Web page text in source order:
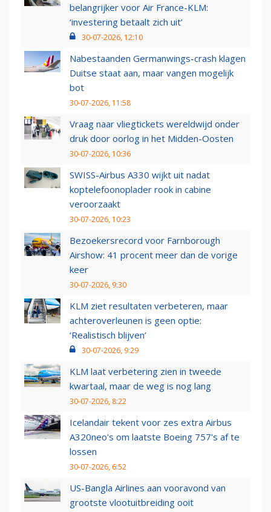
belangrijker voor Air France-KLM:
‘investering betaalt zich uit’
30-07-2026, 12:10
Nabestaanden Germanwings-crash klagen
Duitse staat aan, maar vangen mogelijk
bot
30-07-2026, 11:58
Vraag naar vliegtickets wereldwijd onder
druk door oorlog in het Midden-Oosten
30-07-2026, 10:36
SWISS-Airbus A330 wijkt uit nadat
koptelefoonoplader rook in cabine
veroorzaakt
30-07-2026, 10:23
Bezoekersrecord voor Farnborough
Airshow: 41 procent meer dan de vorige
keer
30-07-2026, 9:30
KLM ziet resultaten verbeteren, maar
achteroverleunen is geen optie:
‘Realistisch blijven’
30-07-2026, 9:29
KLM laat verbetering zien in tweede
kwartaal, maar de weg is nog lang
30-07-2026, 8:22
Icelandair tekent voor zes extra Airbus
A320neo's om laatste Boeing 757's af te
lossen
30-07-2026, 6:52
US-Bangla Airlines aan vooravond van
grootste vlootuitbreiding ooit